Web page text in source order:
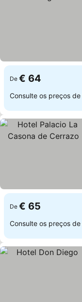
De € 64
Consulte os preços de
De € 65
Consulte os preços de